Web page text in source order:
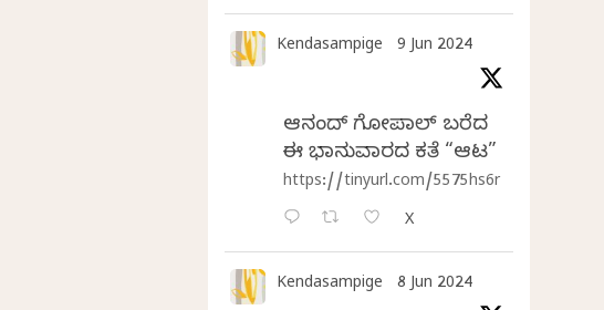
Kendasampige 9 Jun 2024
ಆನಂದ್‌ ಗೋಪಾಲ್‌ ಬರೆದ
ಈ ಭಾನುವಾರದ ಕತೆ “ಆಟ”
https://tinyurl.com/5575hs6r
X
Kendasampige 8 Jun 2024